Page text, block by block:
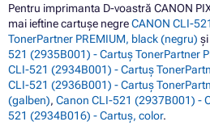
Pentru imprimanta D-voastră CANON
mai ieftine cartușe negreCANON CLI-
TonerPartner PREMIUM, black (negru)
521 (2935B001) - Cartuș TonerPartner
CLI-521 (2934B001) - Cartuș
CLI-521 (2936B001) - Cartuș
(galben), Canon CLI-521 (2937B001) -
521 (2934B016) - Cartuș, color.